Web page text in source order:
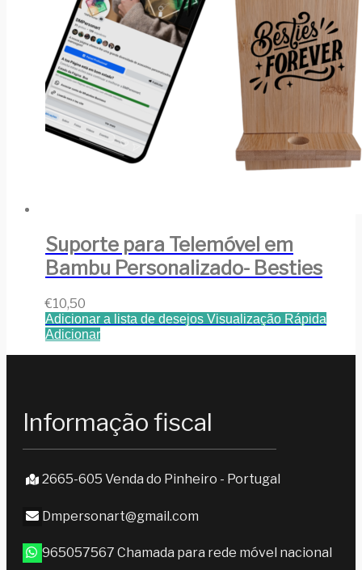
Suporte para Telemóvel em
Bambu Personalizado- Besties
€10,50
Adicionar a lista de desejos Visualização Rápida
Adicionar
Informação fiscal
2665-605 Venda do Pinheiro - Portugal
Dmpersonart@gmail.com
965057567 Chamada para rede móvel nacional